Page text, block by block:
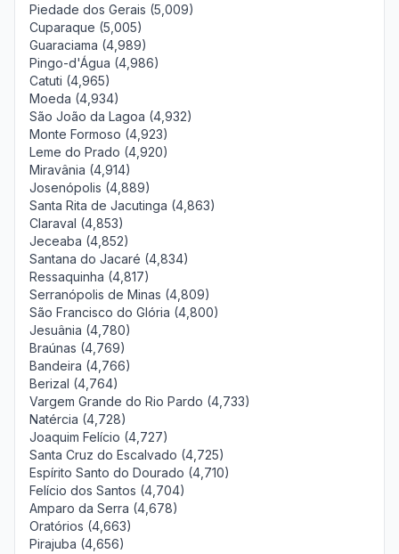
Piedade dos Gerais (5,009)
Cuparaque (5,005)
Guaraciama (4,989)
Pingo-d'Água (4,986)
Catuti (4,965)
Moeda (4,934)
São João da Lagoa (4,932)
Monte Formoso (4,923)
Leme do Prado (4,920)
Miravânia (4,914)
Josenópolis (4,889)
Santa Rita de Jacutinga (4,863)
Claraval (4,853)
Jeceaba (4,852)
Santana do Jacaré (4,834)
Ressaquinha (4,817)
Serranópolis de Minas (4,809)
São Francisco do Glória (4,800)
Jesuânia (4,780)
Braúnas (4,769)
Bandeira (4,766)
Berizal (4,764)
Vargem Grande do Rio Pardo (4,733)
Natércia (4,728)
Joaquim Felício (4,727)
Santa Cruz do Escalvado (4,725)
Espírito Santo do Dourado (4,710)
Felício dos Santos (4,704)
Amparo da Serra (4,678)
Oratórios (4,663)
Pirajuba (4,656)